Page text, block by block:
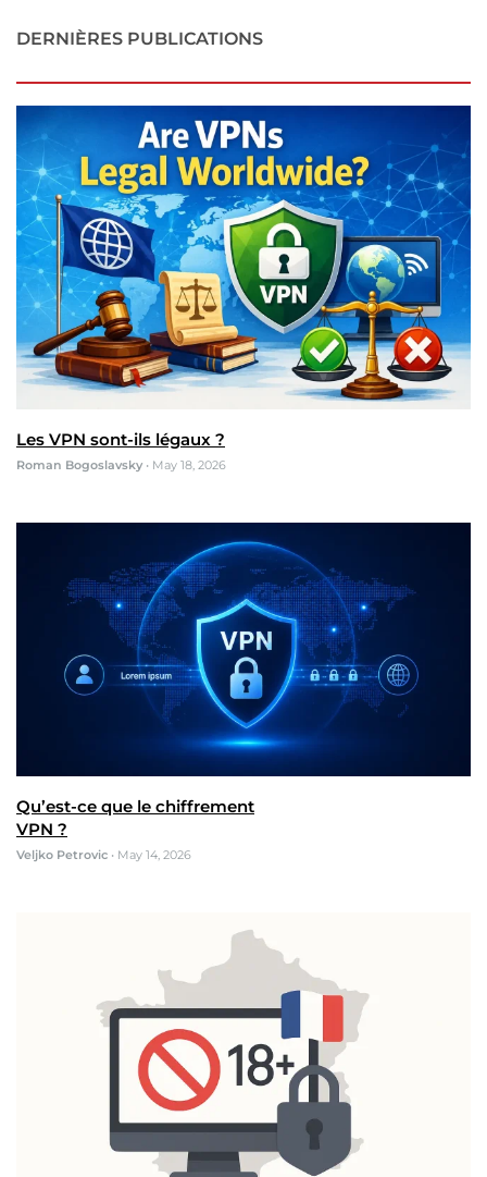
DERNIÈRES PUBLICATIONS
Les VPN sont-ils légaux ?
Roman Bogoslavsky • May 18, 2026
Qu’est-ce que le chiffrement
VPN ?
Veljko Petrovic • May 14, 2026